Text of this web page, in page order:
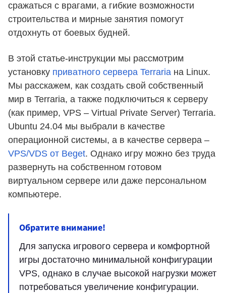
сражаться с врагами, а гибкие возможности
строительства и мирные занятия помогут
отдохнуть от боевых будней.
В этой статье-инструкции мы рассмотрим
установку приватного сервера Terraria на Linux.
Мы расскажем, как создать свой собственный
мир в Terraria, а также подключиться к серверу
(как пример, VPS – Virtual Private Server) Terraria.
Ubuntu 24.04 мы выбрали в качестве
операционной системы, а в качестве сервера –
VPS/VDS от Beget. Однако игру можно без труда
развернуть на собственном готовом
виртуальном сервере или даже персональном
компьютере.
Обратите внимание!
Для запуска игрового сервера и комфортной
игры достаточно минимальной конфигурации
VPS, однако в случае высокой нагрузки может
потребоваться увеличение конфигурации.